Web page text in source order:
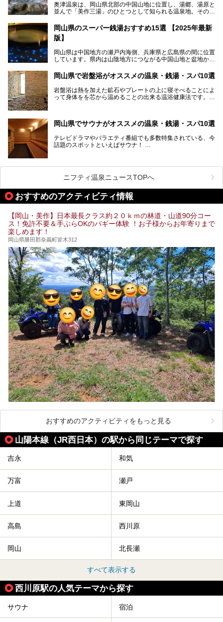
奥津温泉は、岡山県北部の中国山地に位置し、湯郷、湯原と
並んで「美作三湯」のひとつとして知られる温泉地。その泉
す。
この記事では、奥津温泉で宿泊におすすめの宿、観光スポッ
を存分に味わい、癒しの旅を楽しんでくださいね。
岡山県のスーパー銭湯おすすめ15選 【2025年最新
版】
岡山県は中国地方の瀬戸内海側、兵庫県と広島県の間に位置
しています。県内は山陰地方につながる中国山地と盆地から
海に多数の島々が浮かぶ瀬戸内海に面した南部に分けられま
す。年間を通じて降水量が少ない「晴れの国」で、モモやブ
ドウなど果物の栽培が盛んなうえ、その品質の高さは全国的
にも有名です。
ます。ここでは、岡山県で評判のスーパー銭湯をご紹介しま
しょう。
岡山県で岩盤浴がオススメの温泉・銭湯・スパ10選
岩盤浴は熱を加えた鉱石やプレートの上に寝そべることによ
って身体をを芯から温めることの出来る温浴健康法です。じ
ススメ温泉・銭湯・スパ10ヶ所を紹介させていただきま
岡山県でサウナがオススメの温泉・銭湯・スパ10選
テレビドラマやバラエティ番組でも多数特集されている、今
話題のスポットといえばサウナ！
今回は、岡山県でサウナがおすすめの温泉や銭湯、スパを厳
選してご紹介！
血流が良くなるだけでなく美容効果やリラックス効果も期待
ニフティ温泉ニュースTOPへ
おすすめのアクティビティ情報
【岡山・美作】日本最長クラス約２０ｋｍの林道・山道90分コー
ス！免許不要＆手ぶらOKのバギー体験 ！お子様からお年寄りまで
楽しめます！
岡山県勝田郡奈義町皆木312
おすすめのアクティビティをもっと見る
山陽本線（JR西日本）の駅から同じテーマで探す
吉永 和気
万富 瀬戸
上道 東岡山
高島 西川原
岡山 北長瀬
すべて表示する
西川原駅の人気テーマから探す
サウナ 宿泊